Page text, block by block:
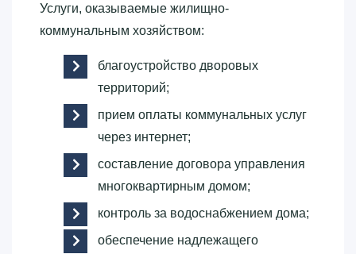
Услуги, оказываемые жилищно-
коммунальным хозяйством:
благоустройство дворовых
территорий;
прием оплаты коммунальных услуг
через интернет;
составление договора управления
многоквартирным домом;
контроль за водоснабжением дома;
обеспечение надлежащего